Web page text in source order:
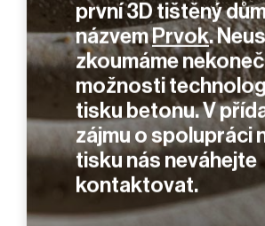
první 3D tištěný
názvemPrvok.
zkoumáme
možnosti
tisku betonu.V
zájmu o spolupráci
tisku nás neváhejte
kontaktovat.